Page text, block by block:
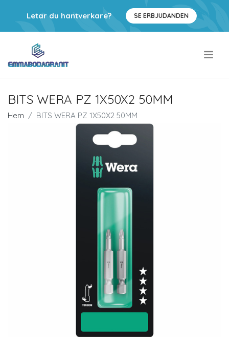
Letar du hantverkare? SE ERBJUDANDEN
BITS WERA PZ 1X50X2 50MM
Hem BITS WERA PZ 1X50X2 50MM